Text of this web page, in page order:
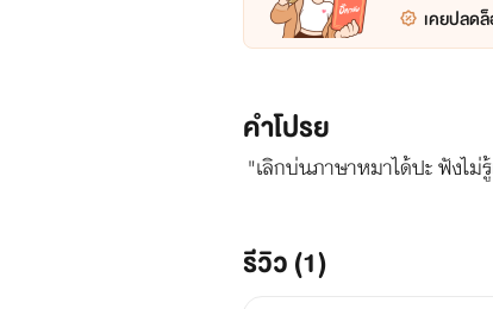
เคยปลด
คำโปรย
"เลิกบ่นภาษาหมาได้ปะ ฟังไม่
รีวิว (1)